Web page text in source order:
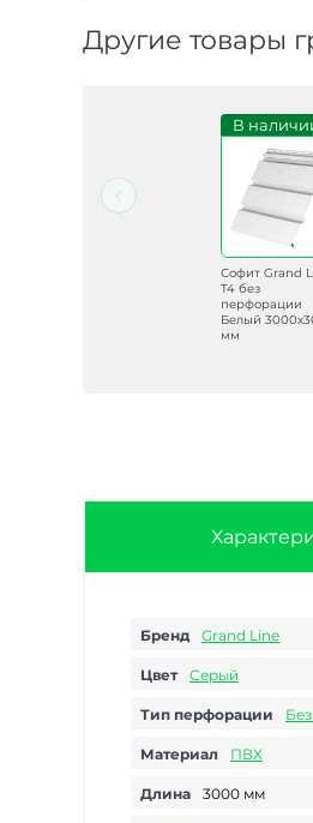
Другие товары
В
Софит Grand
T4 без
перфорации
Белый
мм
Бренд Grand Line
Цвет Серый
Тип перфорации
Материал ПВХ
Длина 3000 мм